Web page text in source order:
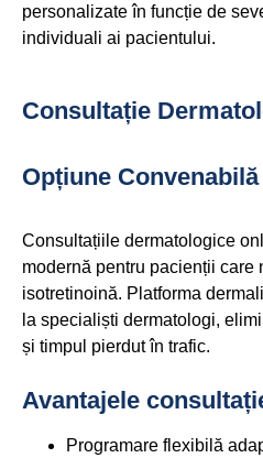
personalizate în funcție de
individuali ai pacientului.
Consultație
Opțiune
Consultațiile dermatologice
modernă pentru pacienții care
isotretinoină. Platforma
la specialiști dermatologi,
și timpul pierdut în trafic.
Avantajele
Programare flexibilă